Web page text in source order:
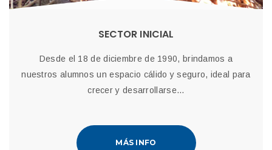
SECTOR INICIAL
Desde el 18 de diciembre de 1990, brindamos a
nuestros alumnos un espacio cálido y seguro, ideal para
crecer y desarrollarse...
MÁS INFO